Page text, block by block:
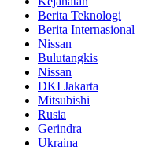
Berita Teknologi
Berita Internasional
Nissan
Bulutangkis
Nissan
DKI Jakarta
Mitsubishi
Rusia
Gerindra
Ukraina